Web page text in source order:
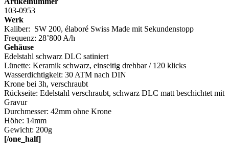
103-0953
Werk
Kaliber: SW 200, élaboré Swiss Made mit Sekundenstopp
Frequenz: 28’800 A/h
Gehäuse
Edelstahl schwarz DLC satiniert
Lünette: Keramik schwarz, einseitig drehbar / 120 klicks
Wasserdichtigkeit: 30 ATM nach DIN
Krone bei 3h, verschraubt
Rückseite: Edelstahl verschraubt, schwarz DLC matt beschichtet mit
Gravur
Durchmesser: 42mm ohne Krone
Höhe: 14mm
Gewicht: 200g
[/one_half]